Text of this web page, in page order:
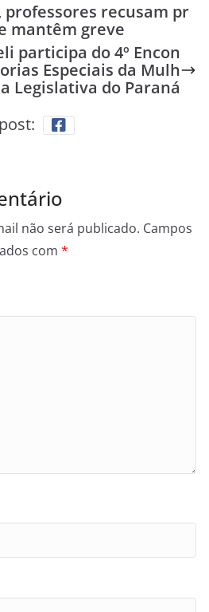
professores recusam pr
mantêm greve
participa do 4º Encon
Especiais da Mulh
Legislativa do Paraná
não será publicado. Campos
com *